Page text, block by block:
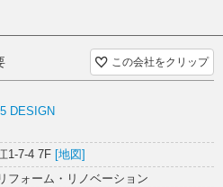
分離派を意味するSECESSION(セセ
のような一筆を入れさせて頂いた。
ョン）
この会社をクリップ
DESIGN
1-7-4 7F [地図]
フォーム・リノベーション